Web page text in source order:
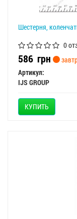
Шестерня,
0
586 грн
Артикул:
IJS GROUP
КУПИТЬ